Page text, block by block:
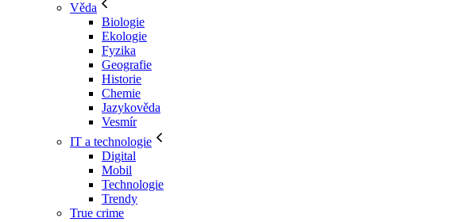
Věda
Biologie
Ekologie
Fyzika
Geografie
Historie
Chemie
Jazykověda
Vesmír
IT a technologie
Digital
Mobil
Technologie
Trendy
True crime